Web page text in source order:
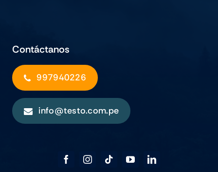
Contáctanos
997940226
info@testo.com.pe